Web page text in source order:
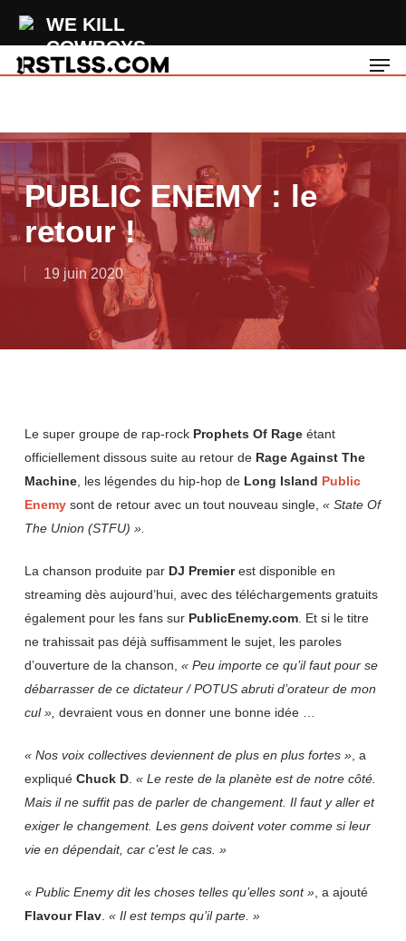
WE KILL
COWBOYS
Pink Codeine
main
PUBLIC ENEMY : le
retour !
19 juin 2020
Le super groupe de rap-rock Prophets Of Rageétant
officiellement dissous suite au retour de Rage Against The
Machine, les légendes du hip-hop de Long Island Public
Enemy sont de retour avec un tout nouveau single, « State Of
The Union (STFU) ».
La chanson produite par DJ Premierest disponible en
streaming dès aujourd’hui, avec des téléchargements gratuits
également pour les fans sur PublicEnemy.com. Et si le titre
ne trahissait pas déjà suffisamment le sujet, les paroles
d’ouverture de la chanson, « Peu importe ce qu’il faut pour se
débarrasser de ce dictateur / POTUS abruti d’orateur de mon
cul », devraient vous en donner une bonne idée …
« Nos voix collectives deviennent de plus en plus fortes », a
expliqué Chuck D. « Le reste de la planète est de notre côté.
Mais il ne suffit pas de parler de changement. Il faut y aller et
exiger le changement. Les gens doivent voter comme si leur
vie en dépendait, car c’est le cas. »
« Public Enemy dit les choses telles qu’elles sont », a ajouté
Flavour Flav. « Il est temps qu’il parte. »